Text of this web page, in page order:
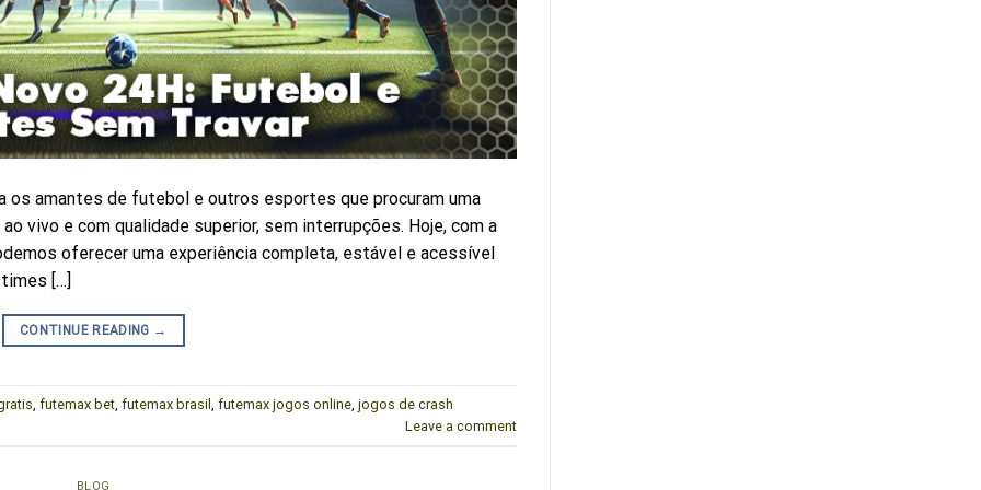
os amantes de futebol e outros esportes que procuram uma
vivo e com qualidade superior, sem interrupções. Hoje, com a
oferecer uma experiência completa, estável e acessível
[…]
CONTINUE READING →
futemax bet futemax brasil futemax jogos online jogos de crash
Leave a comment
BLOG